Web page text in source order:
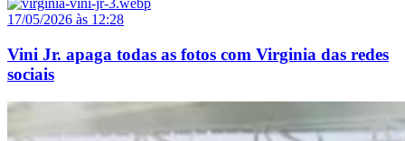
17/05/2026 às 12:28
Vini Jr. apaga todas as fotos com Virginia das redes
sociais